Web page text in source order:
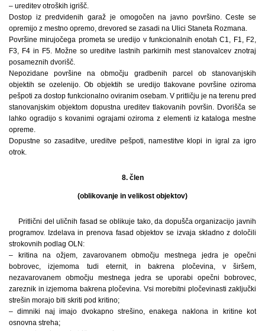
– ureditev otroških igrišč.
Dostop iz predvidenih garaž je omogočen na javno površino. Ceste se
opremijo z mestno opremo, drevored se zasadi na Ulici Staneta Rozmana.
Površine mirujočega prometa se uredijo v funkcionalnih enotah C1, F1, F2,
F3, F4 in F5. Možne so ureditve lastnih parkirnih mest stanovalcev znotraj
posameznih dvorišč.
Nepozidane površine na območju gradbenih parcel ob stanovanjskih
objektih se ozelenijo. Ob objektih se uredijo tlakovane površine oziroma
pešpoti za dostop funkcionalno oviranim osebam. V pritličju je na terenu pred
stanovanjskim objektom dopustna ureditev tlakovanih površin. Dvorišča se
lahko ogradijo s kovanimi ograjami oziroma z elementi iz kataloga mestne
opreme.
Dopustne so zasaditve, ureditve pešpoti, namestitve klopi in igral za igro
otrok.
8. člen
(oblikovanje in velikost objektov)
Pritlični del uličnih fasad se oblikuje tako, da dopušča organizacijo javnih
programov. Izdelava in prenova fasad objektov se izvaja skladno z določili
strokovnih podlag OLN:
– kritina na ožjem, zavarovanem območju mestnega jedra je opečni
bobrovec, izjemoma tudi eternit, in bakrena pločevina, v širšem,
nezavarovanem območju mestnega jedra se uporabi opečni bobrovec,
zareznik in izjemoma bakrena pločevina. Vsi morebitni pločevinasti zaključki
strešin morajo biti skriti pod kritino;
– dimniki naj imajo dvokapno strešino, enakega naklona in kritine kot
osnovna streha;